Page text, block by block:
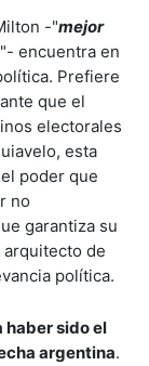
-"mejor
"- encuentra en
Prefiere
que el
electorales
esta
poder que
no
garantiza su
de
política.
haber sido el
argentina.